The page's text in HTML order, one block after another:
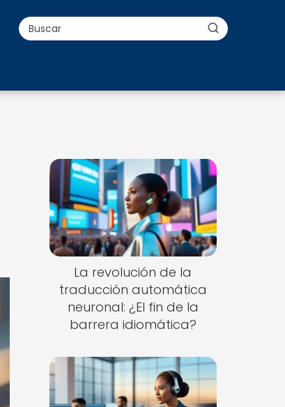
La revolución de la
traducción automática
neuronal: ¿El fin de la
barrera idiomática?